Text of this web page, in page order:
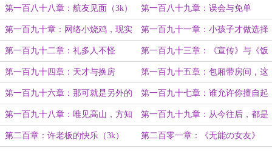
永不认输！
第一百八十八章：航友见面（3k） 第一百八十九章：误会与免单
（3k）
第一百九十章：网络小烧鸡，现实
小呆逼（4k）
第一百九十一章：小孩子才做选择
第一百九十二章：礼多人不怪 第一百九十三章：《宣传》与《饭
量》（4k）
第一百九十四章：天才与换房
（4k）
第一百九十五章：包厢带房间，这
合理吗？（3k）
第一百九十六章：那可就是另外的
价钱了
第一百九十七章：谁允许你擅自起
飞的？（3k）
第一百九十八章：唯见高山，方知
山外还有山（4k）
第一百九十九章：从今往后，都是
兄弟（3k）
第二百章：许老板的快乐（3k） 第二百零一章：《无能の女友》